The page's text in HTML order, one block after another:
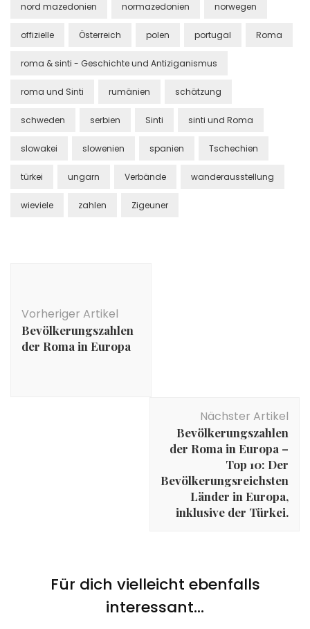
nord mazedonien normazedonien norwegen
offizielle Österreich polen portugal Roma
roma & sinti - Geschichte und Antiziganismus
roma und Sinti rumänien schätzung
schweden serbien Sinti sinti und Roma
slowakei slowenien spanien Tschechien
türkei ungarn Verbände wanderausstellung
wieviele zahlen Zigeuner
Vorheriger Artikel
Bevölkerungszahlen
der Roma in Europa
Nächster Artikel
Bevölkerungszahlen
der Roma in Europa –
Top 10: Der
Bevölkerungsreichsten
Länder in Europa,
inklusive der Türkei.
Für dich vielleicht ebenfalls
interessant...
NACH SEHR LANGER ZEIT ENTSTEHT ENDLICH
EIN ANGEMESSENER GEDENKORT INMITTEN
HAMBURGS, IN DER HAFENCITY
Antiziganismus Thorie,Basics